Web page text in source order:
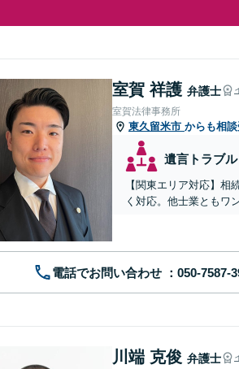
室賀 祥護 弁護士
室賀法律事務所
東久留米市 からも相
遺言トラブル
【関東エリア対応】
く対応。他士業ともワ
電話でお問い合わせ
川端 克俊 弁護士